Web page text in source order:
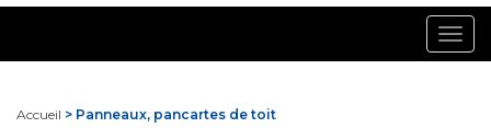
Accueil > Panneaux, pancartes de toit